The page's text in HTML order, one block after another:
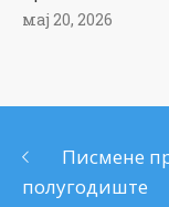
мај 20, 2026
Писмене
полугодиште